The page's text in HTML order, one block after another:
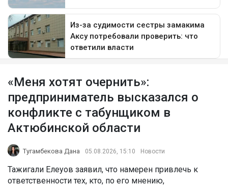
«Меня хотят очернить»:
предприниматель высказался о
конфликте с табунщиком в
Актюбинской области
Тугамбекова Дана 05.08.2026, 15:10 Новости
Тажигали Елеуов заявил, что намерен привлечь к
ответственности тех, кто, по его мнению,